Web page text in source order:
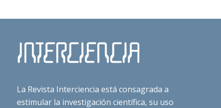
La Revista Interciencia está consagrada a
estimular la investigación científica, su uso